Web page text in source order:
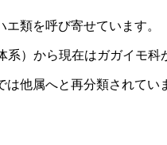
類を呼び寄せています。
）から現在はガガイモ科
他属へと再分類されてい